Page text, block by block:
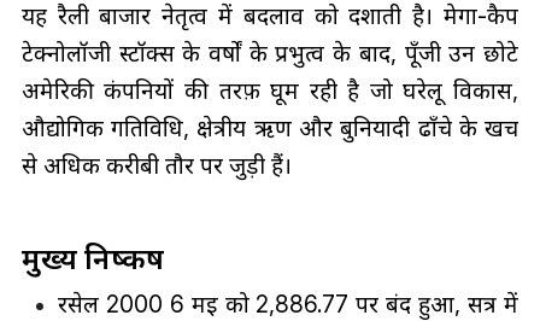
यह रैली बाजार नेतृत्व में बदलाव को दर्शाती है। मेगा-कैप
टेक्नोलॉजी स्टॉक्स के वर्षों के प्रभुत्व के बाद, पूँजी उन छोटे
अमेरिकी कंपनियों की तरफ़ घूम रही है जो घरेलू विकास,
औद्योगिक गतिविधि, क्षेत्रीय ऋण और बुनियादी ढाँचे के खर्च
से अधिक करीबी तौर पर जुड़ी हैं।
मुख्य निष्कर्ष
रसेल 2000 6 मई को 2,886.77 पर बंद हुआ, सत्र में